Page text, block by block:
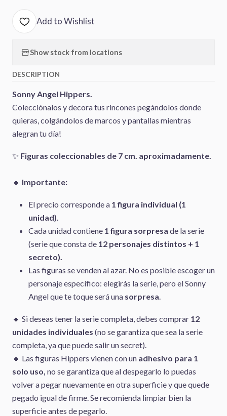
Add to Wishlist
Show stock from locations
DESCRIPTION
Sonny Angel Hippers.
Colecciónalos y decora tus rincones pegándolos donde
quieras, colgándolos de marcos y pantallas mientras
alegran tu día!
✨ Figuras coleccionables de 7 cm. aproximadamente.
🔸 Importante:
El precio corresponde a 1 figura individual (1
unidad).
Cada unidad contiene 1 figura sorpresa de la serie
(serie que consta de 12 personajes distintos + 1
secreto).
Las figuras se venden al azar. No es posible escoger un
personaje específico: elegirás la serie, pero el Sonny
Angel que te toque será una sorpresa.
🔸 Si deseas tener la serie completa, debes comprar 12
unidades individuales (no se garantiza que sea la serie
completa, ya que puede salir un secret).
🔸 Las figuras Hippers vienen con un adhesivo para 1
solo uso, no se garantiza que al despegarlo lo puedas
volver a pegar nuevamente en otra superficie y que quede
pegado igual de firme. Se recomienda limpiar bien la
superficie antes de pegarlo.